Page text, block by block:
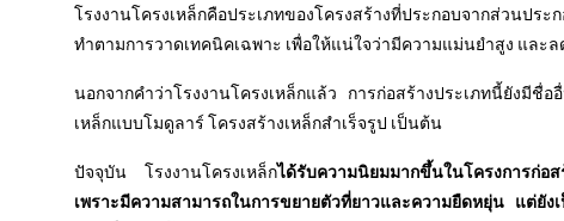
โรงงานโครงเหล็กคือประเภทของโครงสร้างที่ประกอบจากส่วนปร
ทำตามการวาดเทคนิคเฉพาะ เพื่อให้แน่ใจว่ามีความแม่นยำสูง และ
นอกจากคำว่าโรงงานโครงเหล็กแล้ว การก่อสร้างประเภทนี้ยังมี
เหล็กแบบโมดูลาร์ โครงสร้างเหล็กสำเร็จรูป เป็นต้น
ปัจจุบัน โรงงานโครงเหล็กได้รับความนิยมมากขึ้นในโครงการก่
เพราะมีความสามารถในการขยายตัวที่ยาวและความยืดหยุ่น แต่